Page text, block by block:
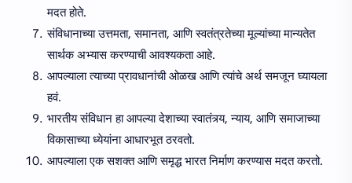
मदत होते.
संविधानाच्या उत्तमता, समानता, आणि स्वतंत्रतेच्या मूल्यांच्या मान्यतेत
सार्थक अभ्यास करण्याची आवश्यकता आहे.
आपल्याला त्याच्या प्रावधानांची ओळख आणि त्यांचे अर्थ समजून घ्यायला
हवं.
भारतीय संविधान हा आपल्या देशाच्या स्वातंत्र्य, न्याय, आणि समाजाच्या
विकासाच्या ध्येयांना आधारभूत ठरवतो.
आपल्याला एक सशक्त आणि समृद्ध भारत निर्माण करण्यास मदत करतो.